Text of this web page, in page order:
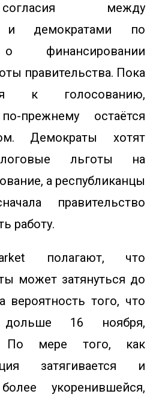
между
и демократами по
о финансировании
правительства. Пока
к голосованию,
прежнему остаётся
Демократы хотят
льготы на
а республиканцы
правительство
работу.
полагают, что
может затянуться до
вероятность того, что
16 ноября,
По мере того, как
затягивается и
укоренившейся,